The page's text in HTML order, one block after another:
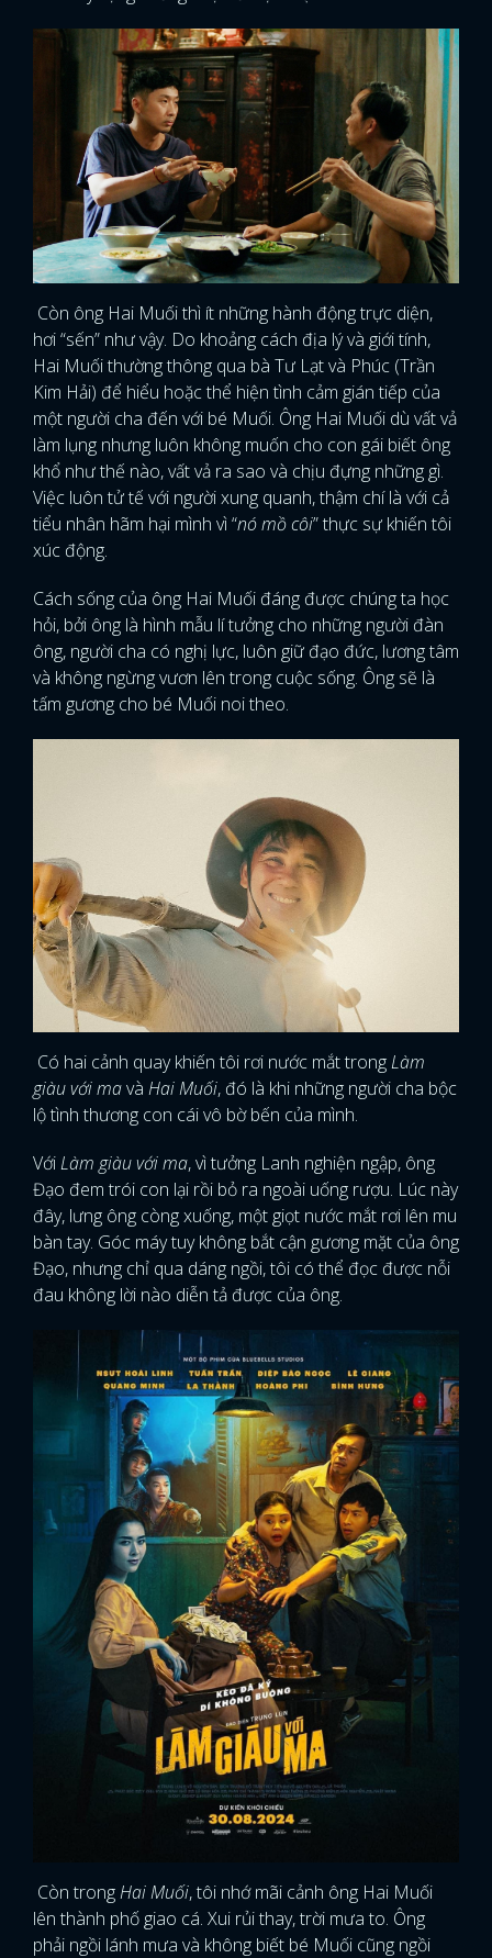
Còn ông Hai Muối thì ít những hành động trực diện,
hơi “sến” như vậy. Do khoảng cách địa lý và giới tính,
Hai Muối thường thông qua bà Tư Lạt và Phúc (Trần
Kim Hải) để hiểu hoặc thể hiện tình cảm gián tiếp của
một người cha đến với bé Muối. Ông Hai Muối dù vất vả
làm lụng nhưng luôn không muốn cho con gái biết ông
khổ như thế nào, vất vả ra sao và chịu đựng những gì.
Việc luôn tử tế với người xung quanh, thậm chí là với cả
tiểu nhân hãm hại mình vì “nó mồ côi” thực sự khiến tôi
xúc động.
Cách sống của ông Hai Muối đáng được chúng ta học
hỏi, bởi ông là hình mẫu lí tưởng cho những người đàn
ông, người cha có nghị lực, luôn giữ đạo đức, lương tâm
và không ngừng vươn lên trong cuộc sống. Ông sẽ là
tấm gương cho bé Muối noi theo.
Có hai cảnh quay khiến tôi rơi nước mắt trongLàm
giàu với mavà Hai Muối, đó là khi những người cha bộc
lộ tình thương con cái vô bờ bến của mình.
VớiLàm giàu với ma, vì tưởng Lanh nghiện ngập, ông
Đạo đem trói con lại rồi bỏ ra ngoài uống rượu. Lúc này
đây, lưng ông còng xuống, một giọt nước mắt rơi lên mu
bàn tay. Góc máy tuy không bắt cận gương mặt của ông
Đạo, nhưng chỉ qua dáng ngồi, tôi có thể đọc được nỗi
đau không lời nào diễn tả được của ông.
Còn trongHai Muối, tôi nhớ mãi cảnh ông Hai Muối
lên thành phố giao cá. Xui rủi thay, trời mưa to. Ông
phải ngồi lánh mưa và không biết bé Muối cũng ngồi